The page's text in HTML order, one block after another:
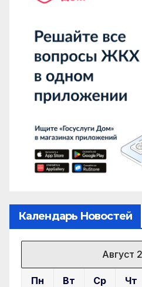
Календарь Новостей
Август
Пн Вт Ср Чт